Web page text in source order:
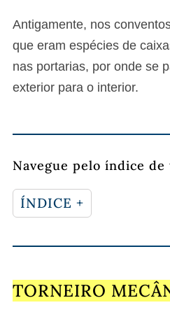
Antigamente, nos
que eram espécies de
nas portarias, por onde se
exterior para o interior.
Navegue pelo índice de
ÍNDICE +
TORNEIRO